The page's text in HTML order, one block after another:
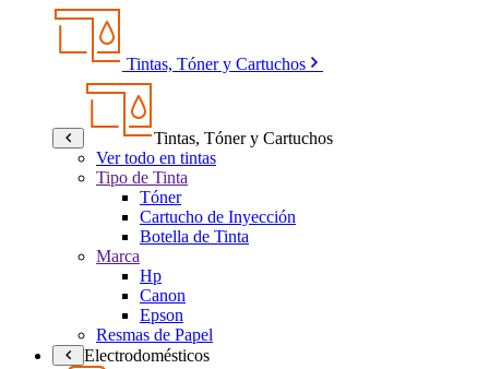
Tintas, Tóner y Cartuchos
Tintas, Tóner y Cartuchos
Ver todo en tintas
Tipo de Tinta
Tóner
Cartucho de Inyección
Botella de Tinta
Marca
Hp
Canon
Epson
Resmas de Papel
Electrodomésticos